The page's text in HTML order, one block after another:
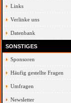
Links
Verlinke uns
Datenbank
SONSTIGES
Sponsoren
Häufig gestellte Fragen
Umfragen
Newsletter